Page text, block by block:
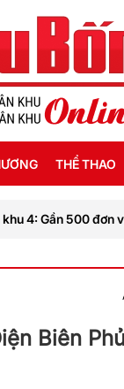
THỂ THAO
đơn vị máu được
Biên Phủ